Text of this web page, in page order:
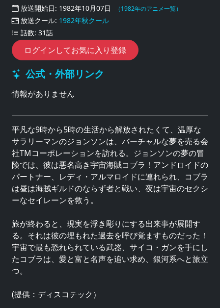
放送開始日: 1982年10月07日 （1982年のアニメ一覧）
放送クール: 1982年秋クール
話数: 31話
ログインしてお気に入り登録
公式・外部リンク
情報がありません
平凡な9時から5時の生活から解放されたくて、温厚な
サラリーマンのジョンソンは、バーチャルな夢を売る会
社TMコーポレーションを訪れる。ジョンソンの夢の冒
険では、彼は悪名高き宇宙海賊コブラ！アンドロイドの
パートナー、レディ・アルマロイドに連れられ、コブラ
は昼は海賊ギルドのならず者と戦い、夜は宇宙のセクシ
ーなセイレーンを救う。
旅が終わると、現実を浮き彫りにする出来事が展開す
る。それは彼の埋もれた過去を呼び覚ますものだった！
宇宙で最も恐れられている武器、サイコ・ガンを手にし
たコブラは、愛と富と名声を追い求め、銀河系へと旅立
つ。
(提供：ディスコテック）